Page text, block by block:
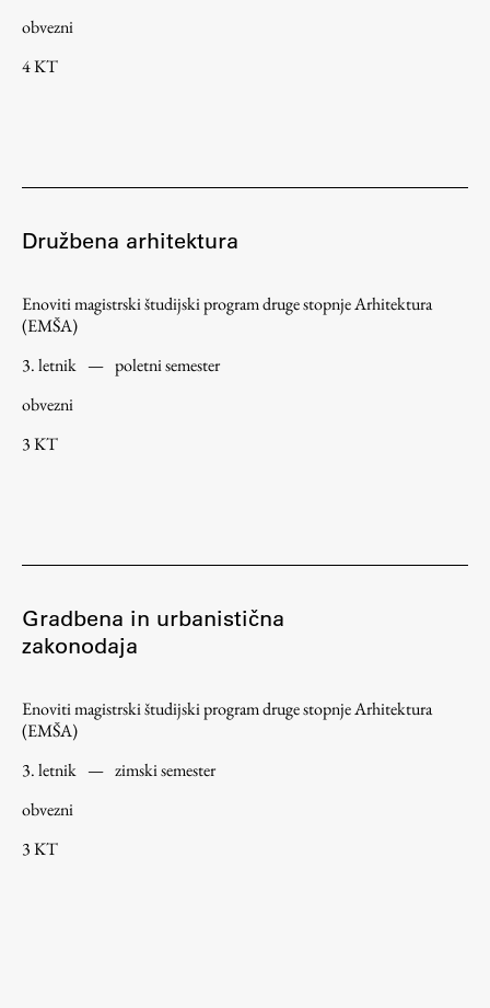
obvezni
4 KT
Družbena arhitektura
Enoviti magistrski študijski program druge stopnje Arhitektura
(EMŠA)
3. letnik — poletni semester
obvezni
3 KT
Gradbena in urbanistična
zakonodaja
Enoviti magistrski študijski program druge stopnje Arhitektura
(EMŠA)
3. letnik — zimski semester
obvezni
3 KT